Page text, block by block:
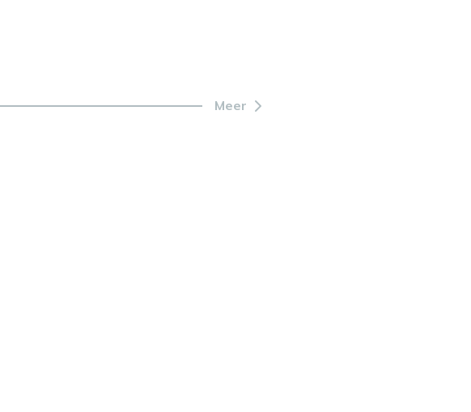
Meer